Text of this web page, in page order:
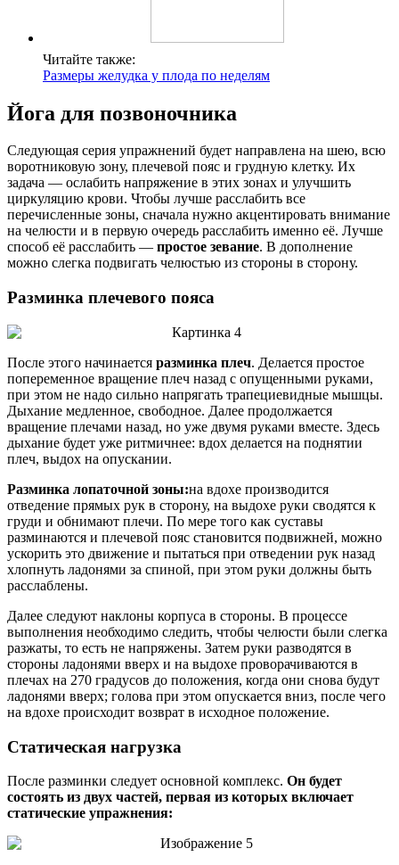
Читайте также:
Размеры желудка у плода по неделям
Йога для позвоночника
Следующая серия упражнений будет направлена на шею, всю
воротниковую зону, плечевой пояс и грудную клетку. Их
задача — ослабить напряжение в этих зонах и улучшить
циркуляцию крови. Чтобы лучше расслабить все
перечисленные зоны, сначала нужно акцентировать внимание
на челюсти и в первую очередь расслабить именно её. Лучше
способ её расслабить — простое зевание. В дополнение
можно слегка подвигать челюстью из стороны в сторону.
Разминка плечевого пояса
После этого начинается разминка плеч. Делается простое
попеременное вращение плеч назад с опущенными руками,
при этом не надо сильно напрягать трапециевидные мышцы.
Дыхание медленное, свободное. Далее продолжается
вращение плечами назад, но уже двумя руками вместе. Здесь
дыхание будет уже ритмичнее: вдох делается на поднятии
плеч, выдох на опускании.
Разминка лопаточной зоны:на вдохе производится
отведение прямых рук в сторону, на выдохе руки сводятся к
груди и обнимают плечи. По мере того как суставы
разминаются и плечевой пояс становится подвижней, можно
ускорить это движение и пытаться при отведении рук назад
хлопнуть ладонями за спиной, при этом руки должны быть
расслаблены.
Далее следуют наклоны корпуса в стороны. В процессе
выполнения необходимо следить, чтобы челюсти были слегка
разжаты, то есть не напряжены. Затем руки разводятся в
стороны ладонями вверх и на выдохе проворачиваются в
плечах на 270 градусов до положения, когда они снова будут
ладонями вверх; голова при этом опускается вниз, после чего
на вдохе происходит возврат в исходное положение.
Статическая нагрузка
После разминки следует основной комплекс. Он будет
состоять из двух частей, первая из которых включает
статические упражнения: